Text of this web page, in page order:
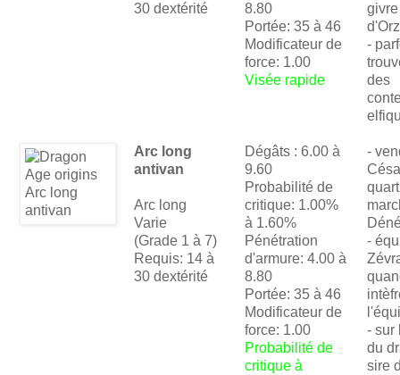
30 dextérité
8.80
Portée: 35 à 46
Modificateur de
force: 1.00
Visée rapide
-
des
Arc long
antivan
Arc long
Varie
(Grade 1 à 7)
Requis: 14 à
30 dextérité
Dégâts : 6.00 à
9.60
Probabilité de
critique: 1.00%
à 1.60%
Pénétration
d'armure: 4.00 à
8.80
Portée: 35 à 46
Modificateur de
force: 1.00
Probabilité de
critique à
-
-
- sur
du
sire